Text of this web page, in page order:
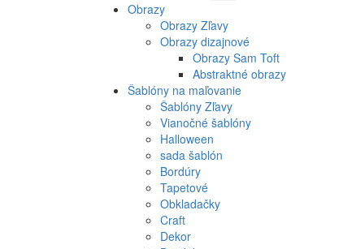
Obrazy
Obrazy Zľavy
Obrazy dizajnové
Obrazy Sam Toft
Abstraktné obrazy
Šablóny na maľovanie
Šablóny Zľavy
Vianočné šablóny
Halloween
sada šablón
Bordúry
Tapetové
Obkladačky
Craft
Dekor